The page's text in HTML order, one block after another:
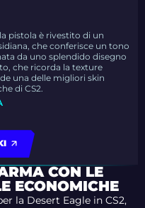
pistola è rivestito di un
che conferisce un tono
da uno splendido disegno
che ricorda la texture
una delle migliori skin
di CS2.
CON LE
ECONOMICHE
la Desert Eagle in CS2,